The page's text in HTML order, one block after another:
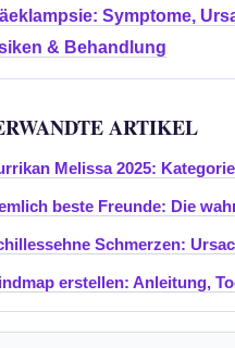
Symptome,
& Behandlung
ARTIKEL
Melissa 2025:
beste Freunde: Die
Schmerzen:
erstellen: Anleitung,